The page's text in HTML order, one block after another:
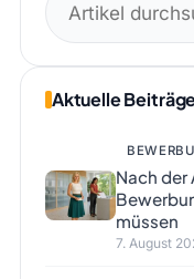
nach:
Aktuelle
Nach der
müssen
7. August